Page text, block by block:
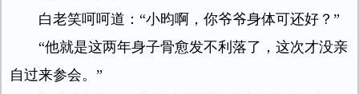
白老笑呵呵道：“小昀啊，你爷爷身体可还好？”
“他就是这两年身子骨愈发不利落了，这次才没亲
自过来参会。”